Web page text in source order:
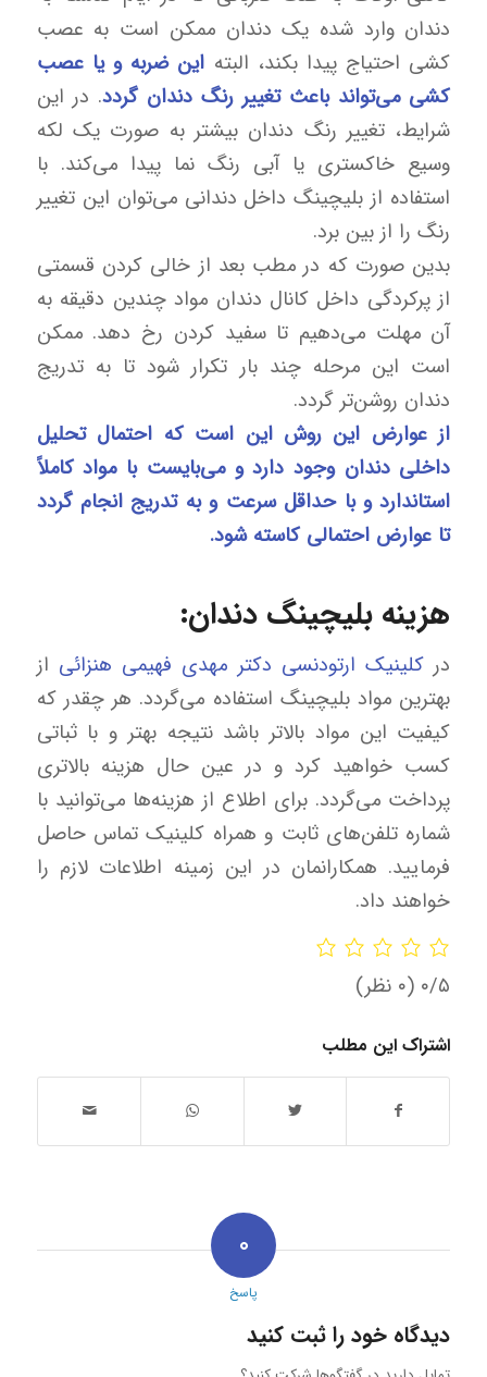
دندان وارد شده یک دندان ممکن است به عصب
کشی احتیاج پیدا بکند، البته این ضربه و یا عصب
کشی می‌تواند باعث تغییر رنگ دندان گردد. در این
شرایط، تغییر رنگ دندان بیشتر به صورت یک لکه
وسیع خاکستری یا آبی رنگ نما پیدا می‌کند. با
استفاده از بلیچینگ داخل دندانی می‌توان این تغییر
رنگ را از بین برد.
بدین صورت که در مطب بعد از خالی کردن قسمتی
از پرکردگی داخل کانال دندان مواد چندین دقیقه به
آن مهلت می‌دهیم تا سفید کردن رخ دهد. ممکن
است این مرحله چند بار تکرار شود تا به تدریج
دندان روشن‌تر گردد.
از عوارض این روش این است که احتمال تحلیل
داخلی دندان وجود دارد و می‌بایست با مواد کاملاً
استاندارد و با حداقل سرعت و به تدریج انجام گردد
تا عوارض احتمالی کاسته شود.
هزینه بلیچینگ دندان:
در کلینیک ارتودنسی دکتر مهدی فهیمی هنزائی از
بهترین مواد بلیچینگ استفاده می‌گردد. هر چقدر که
کیفیت این مواد بالاتر باشد نتیجه بهتر و با ثباتی
کسب خواهید کرد و در عین حال هزینه بالاتری
پرداخت می‌گردد. برای اطلاع از هزینه‌ها می‌توانید با
شماره تلفن‌های ثابت و همراه کلینیک تماس حاصل
فرمایید. همکارانمان در این زمینه اطلاعات لازم را
خواهند داد.
‫۰/۵ ‫(۰ نظر)
اشتراک این مطلب
۰
پاسخ
دیدگاه خود را ثبت کنید